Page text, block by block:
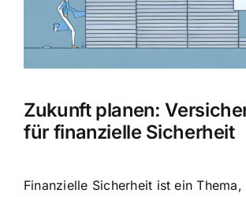
Hausratversicherung
Weitere Tarifvergleiche
Zukunft planen:
für finanzielle Sicherheit
Finanzielle Sicherheit ist ein Thema,